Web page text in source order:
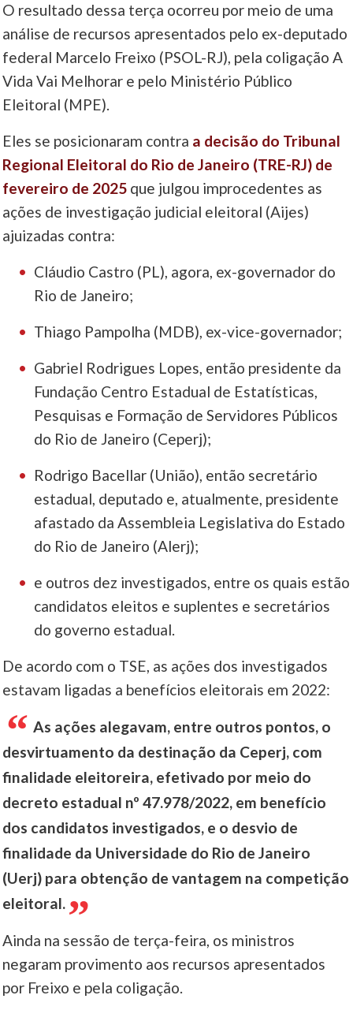
O resultado dessa terça ocorreu por meio de uma
análise de recursos apresentados pelo ex-deputado
federal Marcelo Freixo (PSOL-RJ), pela coligação A
Vida Vai Melhorar e pelo Ministério Público
Eleitoral (MPE).
Eles se posicionaram contra a decisão do Tribunal
Regional Eleitoral do Rio de Janeiro (TRE-RJ) de
fevereiro de 2025 que julgou improcedentes as
ações de investigação judicial eleitoral (Aijes)
ajuizadas contra:
Cláudio Castro (PL), agora, ex-governador do
Rio de Janeiro;
Thiago Pampolha (MDB), ex-vice-governador;
Gabriel Rodrigues Lopes, então presidente da
Fundação Centro Estadual de Estatísticas,
Pesquisas e Formação de Servidores Públicos
do Rio de Janeiro (Ceperj);
Rodrigo Bacellar (União), então secretário
estadual, deputado e, atualmente, presidente
afastado da Assembleia Legislativa do Estado
do Rio de Janeiro (Alerj);
e outros dez investigados, entre os quais estão
candidatos eleitos e suplentes e secretários
do governo estadual.
De acordo com o TSE, as ações dos investigados
estavam ligadas a benefícios eleitorais em 2022:
As ações alegavam, entre outros pontos, o
desvirtuamento da destinação da Ceperj, com
finalidade eleitoreira, efetivado por meio do
decreto estadual nº 47.978/2022, em benefício
dos candidatos investigados, e o desvio de
finalidade da Universidade do Rio de Janeiro
(Uerj) para obtenção de vantagem na competição
eleitoral.
Ainda na sessão de terça-feira, os ministros
negaram provimento aos recursos apresentados
por Freixo e pela coligação.